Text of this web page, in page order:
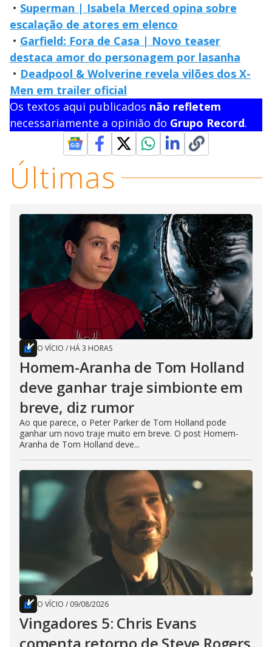
• Superman | Isabela Merced opina sobre
escalação de atores em elenco
• Garfield: Fora de Casa | Novo teaser
destaca amor do personagem por lasanha
• Deadpool & Wolverine revela vilões dos X-
Men em trailer oficial
Os textos aqui publicados não refletem
necessariamente a opinião do Grupo Record.
Últimas
O VÍCIO / HÁ 3 HORAS
Homem-Aranha de Tom Holland
deve ganhar traje simbionte em
breve, diz rumor
Ao que parece, o Peter Parker de Tom Holland pode
ganhar um novo traje muito em breve. O post Homem-
Aranha de Tom Holland deve...
O VÍCIO / 09/08/2026
Vingadores 5: Chris Evans